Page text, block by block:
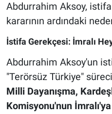
Abdurrahim Aksoy, istifa
kararının ardındaki
İstifa Gerekçesi: İmralı
Abdurrahim Aksoy'un
"Terörsüz Türkiye"
Milli Dayanışma,
Komisyonu'nun İmralı'ya